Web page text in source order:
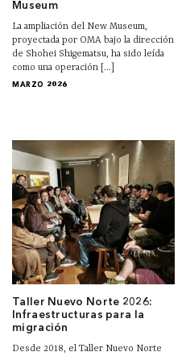
Museum
La ampliación del New Museum,
proyectada por OMA bajo la dirección
de Shohei Shigematsu, ha sido leída
como una operación [...]
MARZO 2026
Taller Nuevo Norte 2026:
Infraestructuras para la
migración
Desde 2018, el Taller Nuevo Norte